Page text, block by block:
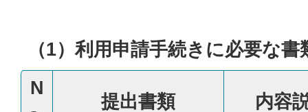
（1）利用申請手続きに必要な書
N
提出書類 内容